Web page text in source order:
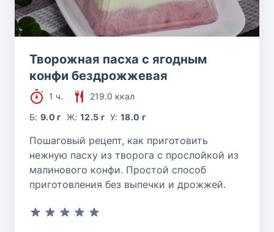
Творожная пасха с ягодным
конфи бездрожжевая
1 ч.
219.0 ккал
Б:9.0 г Ж: 12.5 г У:18.0 г
Пошаговый рецепт, как приготовить
нежную пасху из творога с прослойкой из
малинового конфи. Простой способ
приготовления без выпечки и дрожжей.